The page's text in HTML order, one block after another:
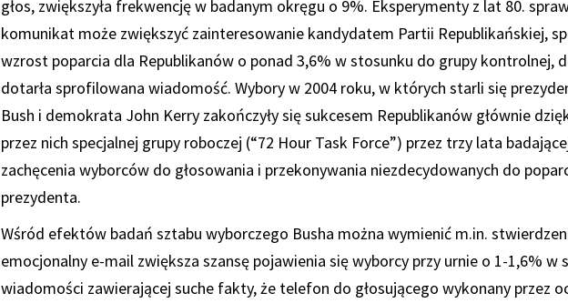
głos, zwiększyła frekwencję w badanym okręgu o 9%. Eksperymenty z lat 80.
komunikat może zwiększyć zainteresowanie kandydatem Partii Republikańskiej,
wzrost poparcia dla Republikanów o ponad 3,6% w stosunku do grupy kontrolnej,
dotarła sprofilowana wiadomość. Wybory w 2004 roku, w których starli się
Bush i demokrata John Kerry zakończyły się sukcesem Republikanów głównie
przez nich specjalnej grupy roboczej (“72 Hour Task Force”) przez trzy lata
zachęcenia wyborców do głosowania i przekonywania niezdecydowanych do
prezydenta.
Wśród efektów badań sztabu wyborczego Busha można wymienić m.in.
emocjonalny e-mail zwiększa szansę pojawienia się wyborcy przy urnie o 1-1,6% w
wiadomości zawierającej suche fakty, że telefon do głosującego wykonany przez